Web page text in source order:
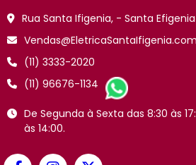
Rua Santa Ifigenia, - Santa
(11) 3333-2020
(11) 96676-1134
De Segunda à Sexta das 8:30 às
às 14:00.